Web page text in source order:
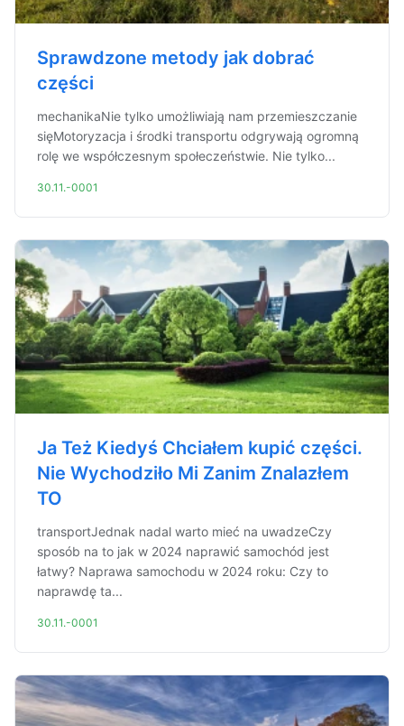
Sprawdzone metody jak dobrać
części
mechanikaNie tylko umożliwiają nam przemieszczanie
sięMotoryzacja i środki transportu odgrywają ogromną
rolę we współczesnym społeczeństwie. Nie tylko...
30.11.-0001
Ja Też Kiedyś Chciałem kupić części.
Nie Wychodziło Mi Zanim Znalazłem
TO
transportJednak nadal warto mieć na uwadzeCzy
sposób na to jak w 2024 naprawić samochód jest
łatwy? Naprawa samochodu w 2024 roku: Czy to
naprawdę ta...
30.11.-0001